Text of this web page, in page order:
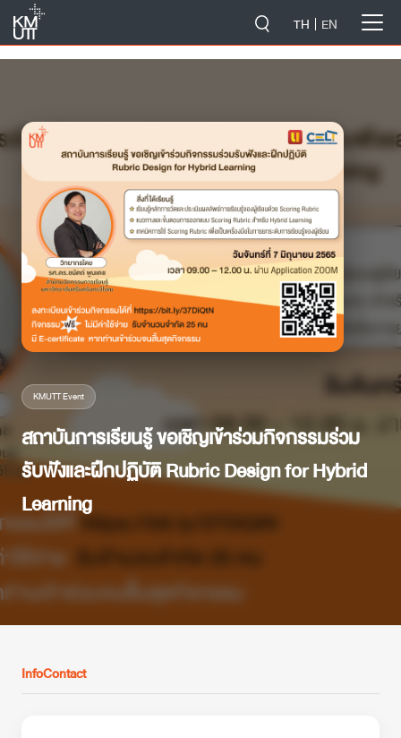
TH EN
KMUTT Event
สถาบันการเรียนรู้ ขอเชิญเข้าร่วมกิจกรรมร่วม
รับฟังและฝึกปฏิบัติ Rubric Design for Hybrid
Learning
InfoContact